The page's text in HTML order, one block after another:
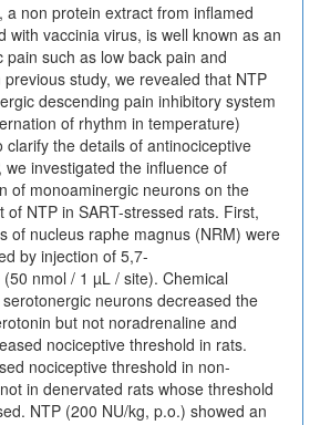
non protein extract from inflamed
with vaccinia virus, is well known as an
pain such as low back pain and
study, we revealed that NTP
descending pain inhibitory system
of rhythm in temperature)
clarify the details of antinociceptive
we investigated the influence of
of monoaminergic neurons on the
of NTP in SART-stressed rats. First,
of nucleus raphe magnus (NRM) were
by injection of 5,7-
nmol / 1 µL / site). Chemical
neurons decreased the
but not noradrenaline and
nociceptive threshold in rats.
nociceptive threshold in non-
in denervated rats whose threshold
NTP (200 NU/kg, p.o.) showed an